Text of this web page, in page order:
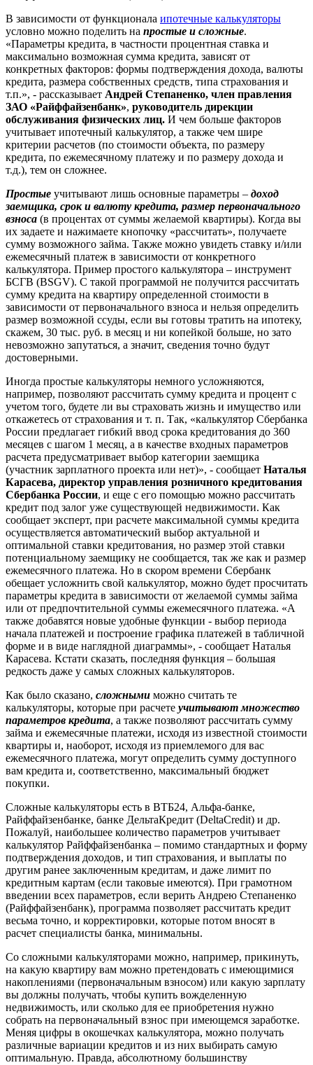
В зависимости от функционала ипотечные калькуляторы
условно можно поделить на простые и сложные.
«Параметры кредита, в частности процентная ставка и
максимально возможная сумма кредита, зависят от
конкретных факторов: формы подтверждения дохода, валюты
кредита, размера собственных средств, типа страхования и
т.п.», - рассказывает Андрей Степаненко, член правления
ЗАО «Райффайзенбанк», руководитель дирекции
обслуживания физических лиц. И чем больше факторов
учитывает ипотечный калькулятор, а также чем шире
критерии расчетов (по стоимости объекта, по размеру
кредита, по ежемесячному платежу и по размеру дохода и
т.д.), тем он сложнее.
Простые учитывают лишь основные параметры – доход
заемщика, срок и валюту кредита, размер первоначального
взноса (в процентах от суммы желаемой квартиры). Когда вы
их задаете и нажимаете кнопочку «рассчитать», получаете
сумму возможного займа. Также можно увидеть ставку и/или
ежемесячный платеж в зависимости от конкретного
калькулятора. Пример простого калькулятора – инструмент
БСГВ (BSGV). С такой программой не получится рассчитать
сумму кредита на квартиру определенной стоимости в
зависимости от первоначального взноса и нельзя определить
размер возможной ссуды, если вы готовы тратить на ипотеку,
скажем, 30 тыс. руб. в месяц и ни копейкой больше, но зато
невозможно запутаться, а значит, сведения точно будут
достоверными.
Иногда простые калькуляторы немного усложняются,
например, позволяют рассчитать сумму кредита и процент с
учетом того, будете ли вы страховать жизнь и имущество или
откажетесь от страхования и т. п. Так, «калькулятор Сбербанка
России предлагает гибкий ввод срока кредитования до 360
месяцев с шагом 1 месяц, а в качестве входных параметров
расчета предусматривает выбор категории заемщика
(участник зарплатного проекта или нет)», - сообщает Наталья
Карасева, директор управления розничного кредитования
Сбербанка России, и еще с его помощью можно рассчитать
кредит под залог уже существующей недвижимости. Как
сообщает эксперт, при расчете максимальной суммы кредита
осуществляется автоматический выбор актуальной и
оптимальной ставки кредитования, но размер этой ставки
потенциальному заемщику не сообщается, так же как и размер
ежемесячного платежа. Но в скором времени Сбербанк
обещает усложнить свой калькулятор, можно будет просчитать
параметры кредита в зависимости от желаемой суммы займа
или от предпочтительной суммы ежемесячного платежа. «А
также добавятся новые удобные функции - выбор периода
начала платежей и построение графика платежей в табличной
форме и в виде наглядной диаграммы», - сообщает Наталья
Карасева. Кстати сказать, последняя функция – большая
редкость даже у самых сложных калькуляторов.
Как было сказано, сложными можно считать те
калькуляторы, которые при расчете учитывают множество
параметров кредита, а также позволяют рассчитать сумму
займа и ежемесячные платежи, исходя из известной стоимости
квартиры и, наоборот, исходя из приемлемого для вас
ежемесячного платежа, могут определить сумму доступного
вам кредита и, соответственно, максимальный бюджет
покупки.
Сложные калькуляторы есть в ВТБ24, Альфа-банке,
Райффайзенбанке, банке ДельтаКредит (DeltaCredit) и др.
Пожалуй, наибольшее количество параметров учитывает
калькулятор Райффайзенбанка – помимо стандартных и форму
подтверждения доходов, и тип страхования, и выплаты по
другим ранее заключенным кредитам, и даже лимит по
кредитным картам (если таковые имеются). При грамотном
введении всех параметров, если верить Андрею Степаненко
(Райффайзенбанк), программа позволяет рассчитать кредит
весьма точно, и корректировки, которые потом вносят в
расчет специалисты банка, минимальны.
Со сложными калькуляторами можно, например, прикинуть,
на какую квартиру вам можно претендовать с имеющимися
накоплениями (первоначальным взносом) или какую зарплату
вы должны получать, чтобы купить вожделенную
недвижимость, или сколько для ее приобретения нужно
собрать на первоначальный взнос при имеющемся заработке.
Меняя цифры в окошечках калькулятора, можно получать
различные вариации кредитов и из них выбирать самую
оптимальную. Правда, абсолютному большинству